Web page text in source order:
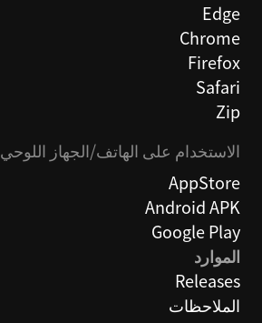
Edge
Chrome
Firefox
Safari
Zip
الاستخدام على الهاتف/الجهاز اللوحي
AppStore
Android APK
Google Play
الموارد
Releases
الملاحظات